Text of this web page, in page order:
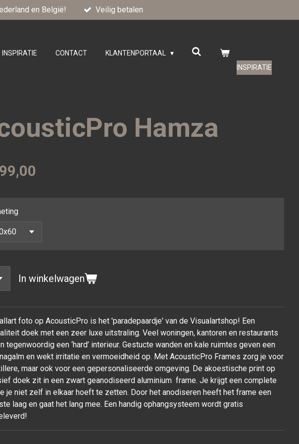
en België! Veilig betalen
INSPIRATIE CONTACT
KLANTENPORTAAL
INSPIRATIE
Hamza
In winkelwagen
foto op AcousticPro is het 'paradepaardje' van de Visualartshop! Een
doek met een zeer luxe uitstraling. Veel woningen, kantoren en restaurants
tegenwoordig een ‘hard’ interieur. Gestucte wanden en kale ruimtes geven een
en wekt irritatie en vermoeidheid op. Met AcousticPro Frames zorg je voor
maar ook voor een gepersonaliseerde omgeving. De akoestische print op
doek zit in een zwart geanodiseerd aluminium frame. Je krijgt een complete
je niet zelf in elkaar hoeft te zetten. Door het anodiseren heeft het frame een
laag en gaat het lang mee. Een handig ophangsysteem wordt gratis